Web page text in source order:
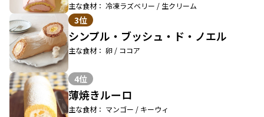
主な食材： 冷凍ラズベリー / 生クリーム
3位
シンプル・ブッシュ・ド・ノエル
主な食材： 卵 / ココア
4位
薄焼きルーロ
主な食材： マンゴー / キーウィ